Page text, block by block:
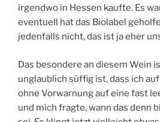
irgendwo in Hessen kaufte. Es
eventuell hat das Biolabel
jedenfalls nicht, das ist ja eher
Das besondere an diesem Wein
unglaublich süffig ist, dass ich
ohne Vorwarnung auf eine fast
und mich fragte, wann das denn